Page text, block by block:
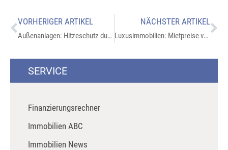
VORHERIGER ARTIKEL
Außenanlagen: Hitzeschutz durch richtige Bepflanzung
NÄCHSTER ARTIKEL
Luxusimmobilien: Mietpreise von fast 20.000 Euro pro Monat
SERVICE
Finanzierungsrechner
Immobilien ABC
Immobilien News